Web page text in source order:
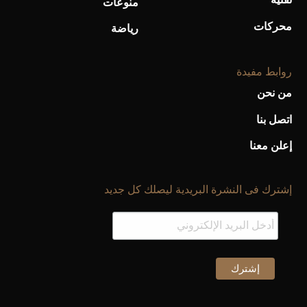
أحذية Mary Jane: ترف وأناقة للرجال
محركات رياضة
روابط مفيدة
من نحن
اتصل بنا
إعلن معنا
إشترك فى النشرة البريدية ليصلك كل جديد